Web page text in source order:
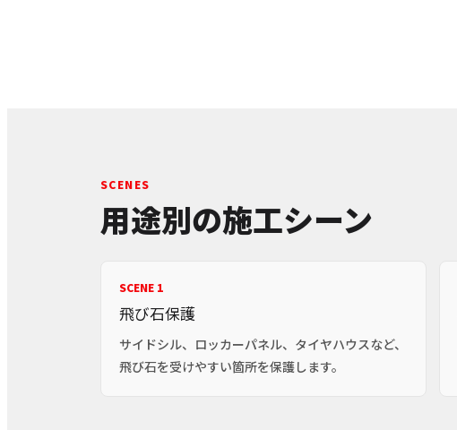
SCENES
用途別の施工シーン
SCENE 1
飛び石保護
サイドシル、ロッカーパネル、タイヤハウスなど、
飛び石を受けやすい箇所を保護します。